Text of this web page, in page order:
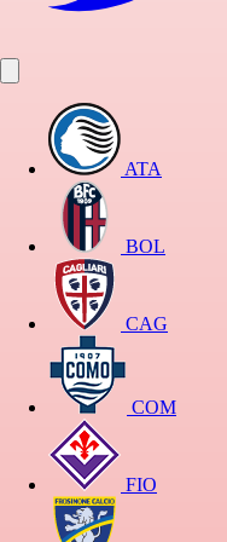
ATA
BOL
CAG
COM
FIO